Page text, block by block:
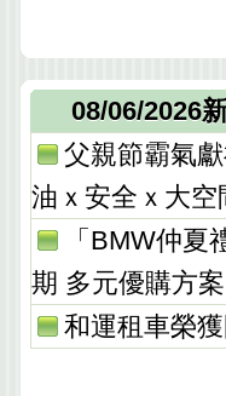
08/06/2026
父親節霸氣
油ｘ安全ｘ大空
「BMW仲
期 多元優購方
和運租車榮